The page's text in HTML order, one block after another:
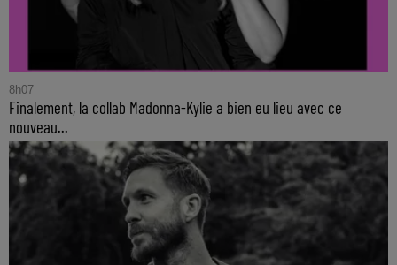
8h07
Finalement, la collab Madonna-Kylie a bien eu lieu avec ce
nouveau...